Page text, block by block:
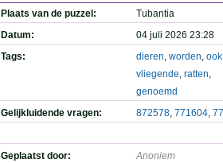
Plaats van de puzzel:
Tubantia
Datum:
04 juli 2026 23:28
Tags:
dieren, worden, ook
vliegende, ratten,
genoemd
Gelijkluidende vragen:
872578, 771604,
Geplaatst door: Anoniem